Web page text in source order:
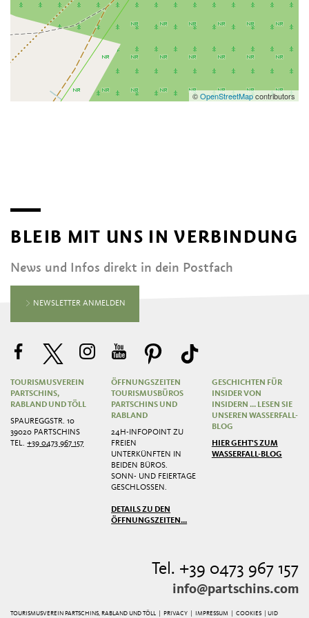
©OpenStreetMapcontributors
BLEIB MIT UNS IN VERBINDUNG
News und Infos direkt in dein Postfach
NEWSLETTER ANMELDEN
TOURISMUSVEREIN
PARTSCHINS,
RABLAND UND TÖLL
SPAUREGGSTR. 10
39020 PARTSCHINS
TEL.+39 0473 967 157
ÖFFNUNGSZEITEN
TOURISMUSBÜROS
PARTSCHINS UND
RABLAND
24H-INFOPOINT ZU
FREIEN
UNTERKÜNFTEN IN
BEIDEN BÜROS.
SONN- UND FEIERTAGE
GESCHLOSSEN.
DETAILS ZU DEN
ÖFFNUNGSZEITEN...
GESCHICHTEN FÜR
INSIDER VON
INSIDERN ... LESEN SIE
UNSEREN WASSERFALL-
BLOG
HIER GEHT'S ZUM
WASSERFALL-BLOG
Tel. +39 0473 967 157
info@partschins.com
TOURISMUSVEREIN PARTSCHINS, RABLAND UND TÖLL | PRIVACY IMPRESSUM |COOKIES | UID